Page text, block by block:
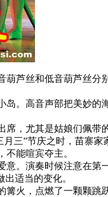
芦丝和低音葫芦丝分
。高音声部把美妙
，尤其是姑娘们佩
三”节庆之时，苗寨
能喧宾夺主。
。演奏时候注意在
适当的变化。
火，点燃了一颗颗跳